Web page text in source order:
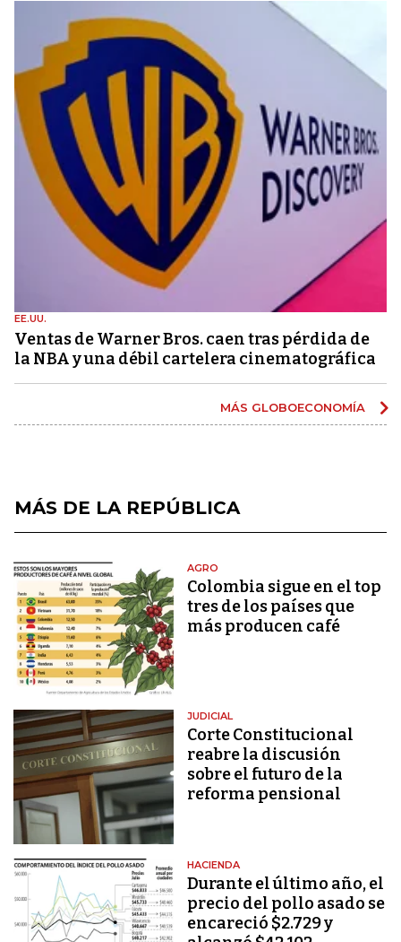
EE.UU.
Ventas de Warner Bros. caen tras pérdida de
la NBA y una débil cartelera cinematográfica
MÁS GLOBOECONOMÍA
MÁS DE LA REPÚBLICA
AGRO
Colombia sigue en el top
tres de los países que
más producen café
JUDICIAL
Corte Constitucional
reabre la discusión
sobre el futuro de la
reforma pensional
HACIENDA
Durante el último año, el
precio del pollo asado se
encareció $2.729 y